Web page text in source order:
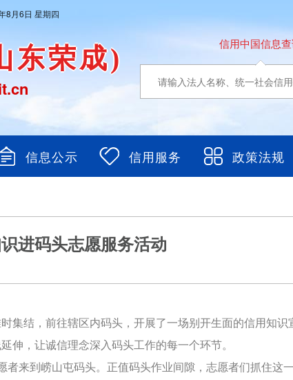
8月6日 星期四
东荣成) 信用中国信息
信息公示 信用服务 政策法规
进码头志愿服务活动
集结，前往辖区内码头，开展了一场别开生面的信用知识
伸，让诚信理念深入码头工作的每一个环节。
者来到崂山屯码头。正值码头作业间隙，志愿者们抓住这